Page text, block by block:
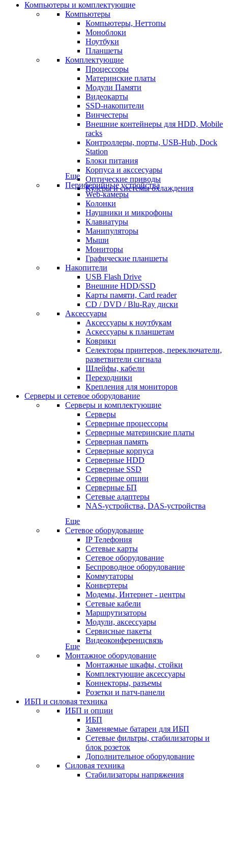
Компьютеры и комплектующие
Компьютеры
Компьютеры, Неттопы
Моноблоки
Ноутбуки
Планшеты
Комплектующие
Процессоры
Материнские платы
Модули Памяти
Видеокарты
SSD-накопители
Винчестеры
Внешние контейнеры для HDD, Mobile
racks
Контроллеры, порты, USB-Hub, Dock
Station
Блоки питания
Корпуса и акссесуары
Оптические приводы
Кулеры и системы охлаждения
Еще
Периферийные устройства
Web-камеры
Колонки
Наушники и микрофоны
Клавиатуры
Манипуляторы
Мыши
Мониторы
Графические планшеты
Накопители
USB Flash Drive
Внешние HDD/SSD
Карты памяти, Card reader
CD / DVD / Blu-Ray диски
Аксессуары
Аксессуары к ноутбукам
Аскессуары к планшетам
Коврики
Селекторы принтеров, переключатели,
разветвители сигнала
Шлейфы, кабели
Переходники
Крепления для мониторов
Серверы и сетевое оборудование
Серверы и комплектующие
Серверы
Серверные процессоры
Серверные материнские платы
Серверная память
Серверные корпуса
Серверные HDD
Серверные SSD
Серверные опции
Серверные БП
Сетевые адаптеры
NAS-устройства, DAS-устройства
Еще
Сетевое оборудование
IP Телефония
Сетевые карты
Сетевое оборудование
Беспроводное оборудование
Коммутаторы
Конвертеры
Модемы, Интернет - центры
Сетевые кабели
Маршрутизаторы
Модули, аксессуары
Сервисные пакеты
Видеоконференцсвязь
Еще
Монтажное оборудование
Монтажные шкафы, стойки
Комплектующие аксессуары
Коннекторы, разъемы
Розетки и патч-панели
ИБП и силовая техника
ИБП и опции
ИБП
Заменяемые батареи для ИБП
Сетевые фильтры, стабилизаторы и
блок розеток
Дополнительное оборудование
Силовая техника
Стабилизаторы напряжения